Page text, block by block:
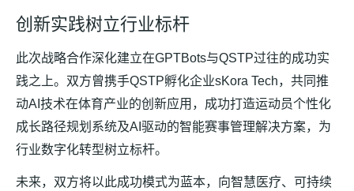
创新实践树立行业标杆
此次战略合作深化建立在GPTBots与QSTP过往的成功实
践之上。双方曾携手QSTP孵化企业sKora Tech，共同推
动AI技术在体育产业的创新应用，成功打造运动员个性化
成长路径规划系统及AI驱动的智能赛事管理解决方案，为
行业数字化转型树立标杆。
未来，双方将以此成功模式为蓝本，向智慧医疗、可持续